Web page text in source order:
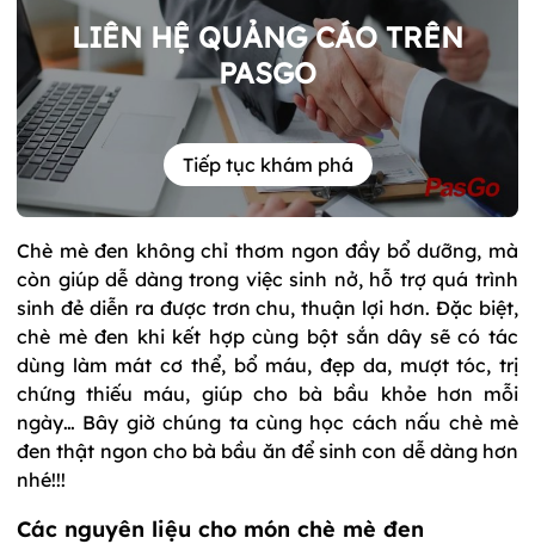
LIÊN HỆ QUẢNG CÁO TRÊN
PASGO
Tiếp tục khám phá
Chè mè đen không chỉ thơm ngon đầy bổ dưỡng, mà
còn giúp dễ dàng trong việc sinh nở, hỗ trợ quá trình
sinh đẻ diễn ra được trơn chu, thuận lợi hơn. Đặc biệt,
chè mè đen khi kết hợp cùng bột sắn dây sẽ có tác
dùng làm mát cơ thể, bổ máu, đẹp da, mượt tóc, trị
chứng thiếu máu, giúp cho bà bầu khỏe hơn mỗi
ngày… Bây giờ chúng ta cùng học cách nấu chè mè
đen thật ngon cho bà bầu ăn để sinh con dễ dàng hơn
nhé!!!
Các nguyên liệu cho món chè mè đen